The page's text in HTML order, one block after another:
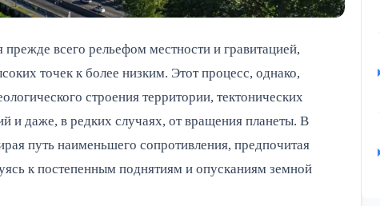
всего рельефом местности и гравитацией,
точек к более низким. Этот процесс, однако,
строения территории, тектонических
и даже, в редких случаях, от вращения планеты. В
путь наименьшего сопротивления, предпочитая
к постепенным поднятиям и опусканиям земной